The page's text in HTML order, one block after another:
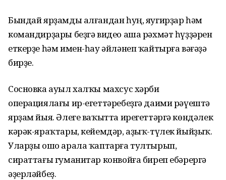
Бындай ярҙамды алғандан һуң, яугирҙар һәм
командирҙары беҙгә видео аша рәхмәт һүҙҙәрен
еткерҙе һәм имен-һау әйләнеп ҡайтырға вәғәҙә
бирҙе.
Сосновка ауыл халҡы махсус хәрби
операциялағы ир-егеттәребеҙгә даими рәүештә
ярҙам йыя. Әлеге ваҡытта ирегеттәргә көндәлек
кәрәк-яраҡтары, кейемдәр, аҙыҡ-түлек йыйҙыҡ.
Уларҙы ошо арала ҡаптарға тултырып,
сираттағы гуманитар конвойға биреп ебәрергә
әҙерләйбеҙ.